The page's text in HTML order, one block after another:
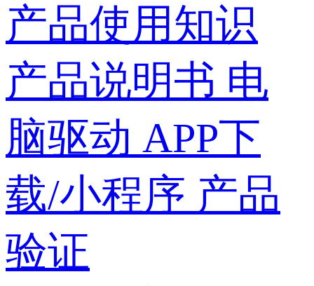
产品使用知识
产品说明书 电
脑驱动 APP下
载/小程序 产品
验证